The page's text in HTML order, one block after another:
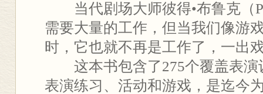
当代剧场大师彼得•布鲁克（
需要大量的工作，但当我们像游
时，它也就不再是工作了，一出
这本书包含了275个覆盖表演
表演练习、活动和游戏，是迄今